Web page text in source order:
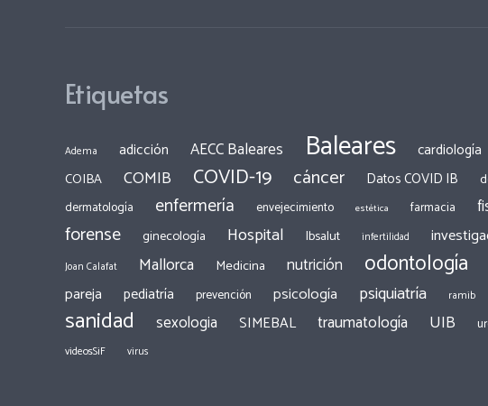
Etiquetas
Adema adicción AECC Baleares Baleares cardiología
COIBA COMIB COVID-19 cáncer Datos COVID IB
dermatología
enfermería envejecimiento estética farmacia
forense ginecología Hospital Ibsalut infertilidad
Joan Calafat Mallorca Medicina nutrición odontología
pareja pediatría prevención psicología psiquiatría ramib
sanidad sexologia SIMEBAL traumatología UIB
videosSiF virus